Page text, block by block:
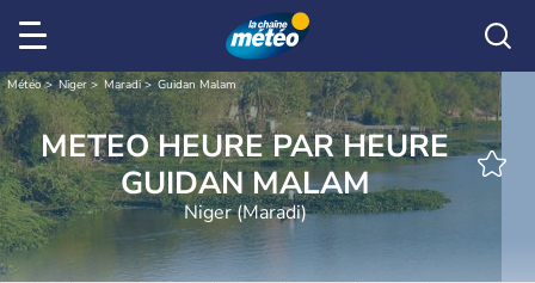
Météo Niger Maradi Guidan Malam
METEO HEURE PAR HEURE
GUIDAN MALAM
Niger (Maradi)